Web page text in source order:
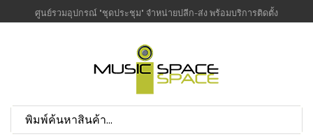
ศูนย์รวมอุปกรณ์ "ชุดประชุม" จำหน่ายปลีก-ส่ง พร้อมบริการติดตั้ง